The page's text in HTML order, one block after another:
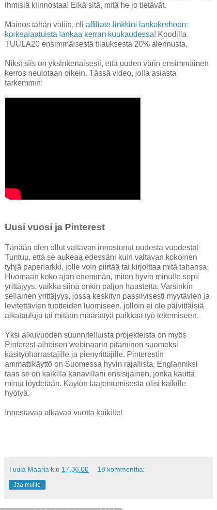
ihmisiä kiinnostaa! Eikä sitä, mitä he jo tietävät.
Mainos tähän väliin, eli affiliate-linkkini lankakerhoon:
korkealaatuista lankaa kerran kuukaudessa! Koodilla
TUULA20 ensimmäisestä tilauksesta 20% alennusta.
Niksi siis on yksinkertaisesti, että uuden värin ensimmäinen
kerros neulotaan oikein. Tässä video, jolla asiasta
tarkemmin:
Uusi vuosi ja Pinterest
Tänään olen ollut valtavan innostunut uudesta vuodesta!
Tuntuu, että se aukeaa edessäni kuin valtavan kokoinen
tyhjä paperiarkki, jolle voin piirtää tai kirjoittaa mitä tahansa.
Huomaan koko ajan enemmän, miten hyvin minulle sopii
yrittäjyys, vaikka siinä onkin paljon haasteita. Varsinkin
sellainen yrittäjyys, jossa keskityn passiivisesti myytävien ja
levitettävien tuotteiden luomiseen, jolloin ei ole päivittäisiä
aikatauluja tai mitään määrättyä paikkaa työ tekemiseen.
Yksi alkuvuoden suunnitelluista projekteista on myös
Pinterest-aiheisen webinaarin pitäminen suomeksi
käsityöharrastajille ja pienyrittäjille. Pinterestin
ammattikäyttö on Suomessa hyvin rajallista. Englanniksi
taas se on kaikilla kanavillani ensisijainen, jonka kautta
minut löydetään. Käytön laajentumisesta olisi kaikille
hyötyä.
Innostavaa alkavaa vuotta kaikille!
Tuula Maaria klo 17.36.00 18 kommenttia:
Jaa muille